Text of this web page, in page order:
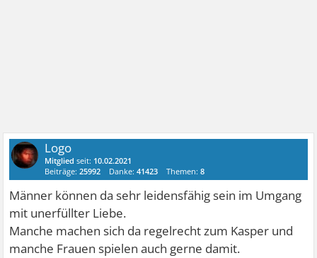
Logo
Mitglied seit: 10.02.2021
Beiträge:25992 Danke:41423 Themen:8
Männer können da sehr leidensfähig sein im Umgang
mit unerfüllter Liebe.
Manche machen sich da regelrecht zum Kasper und
manche Frauen spielen auch gerne damit.